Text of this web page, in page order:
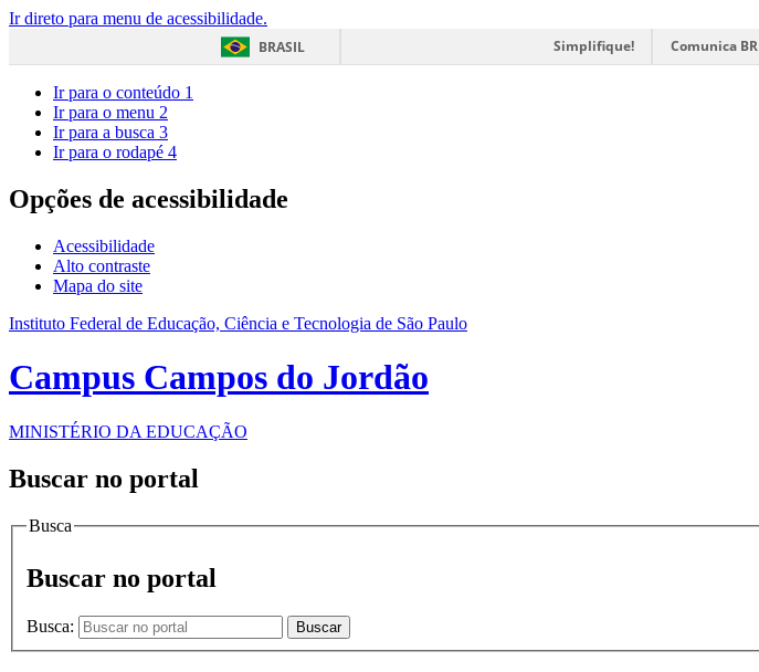
Ir direto para menu de acessibilidade.
BRASIL
Simplifique! Comunica BR
Ir para o conteúdo 1
Ir para o menu 2
Ir para a busca 3
Ir para o rodapé 4
Opções de acessibilidade
Acessibilidade
Alto contraste
Mapa do site
Instituto Federal de Educação, Ciência e Tecnologia de São Paulo
Campus Campos do Jordão
MINISTÉRIO DA EDUCAÇÃO
Buscar no portal
Busca
Buscar no portal
Busca: Buscar